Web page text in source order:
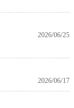
2026/06/25
2026/06/17